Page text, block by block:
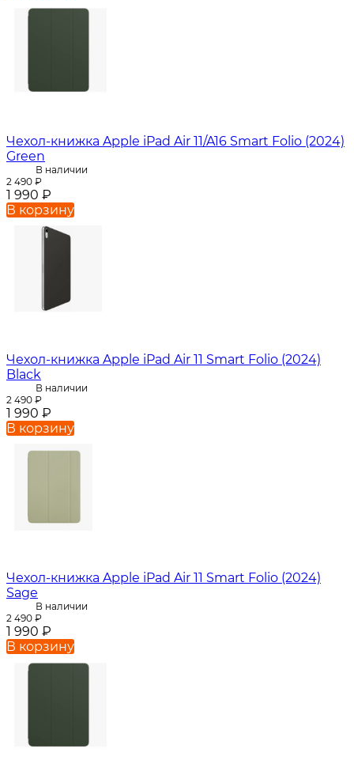
Чехол-книжка Apple iPad Air 11/A16 Smart Folio (2024)
Green
В наличии
2 490 ₽
1 990 ₽
В корзину
Чехол-книжка Apple iPad Air 11 Smart Folio (2024)
Black
В наличии
2 490 ₽
1 990 ₽
В корзину
Чехол-книжка Apple iPad Air 11 Smart Folio (2024)
Sage
В наличии
2 490 ₽
1 990 ₽
В корзину